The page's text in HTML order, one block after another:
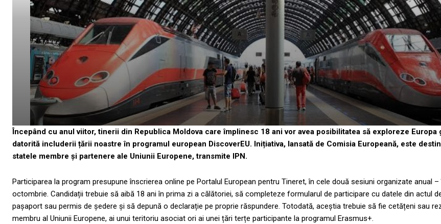
Începând cu anul viitor, tinerii din Republica Moldova care împlinesc 18 ani vor avea posibilitatea să exploreze
datorită includerii țării noastre în programul european DiscoverEU. Inițiativa, lansată de Comisia Europeană, este
statele membre și partenere ale Uniunii Europene, transmite IPN.
Participarea la program presupune înscrierea online pe Portalul European pentru Tineret, în cele două sesiuni organizate anual –
octombrie. Candidații trebuie să aibă 18 ani în prima zi a călătoriei, să completeze formularul de participare cu datele din actul
pașaport sau permis de ședere și să depună o declarație pe proprie răspundere. Totodată, aceștia trebuie să fie cetățeni sau
membru al Uniunii Europene, ai unui teritoriu asociat ori ai unei țări terțe participante la programul Erasmus+.